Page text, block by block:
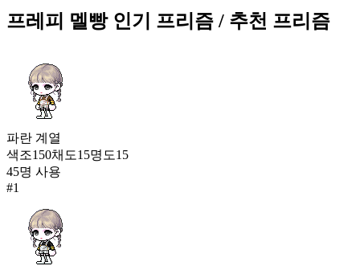
193
프레피 멜빵
512
195
서린 장미(남)
504
에버니아 로브
프레피 멜빵 인기 프리즘 / 추천 프리즘
파란 계열
색조150채도15명도15
45명 사용
#1